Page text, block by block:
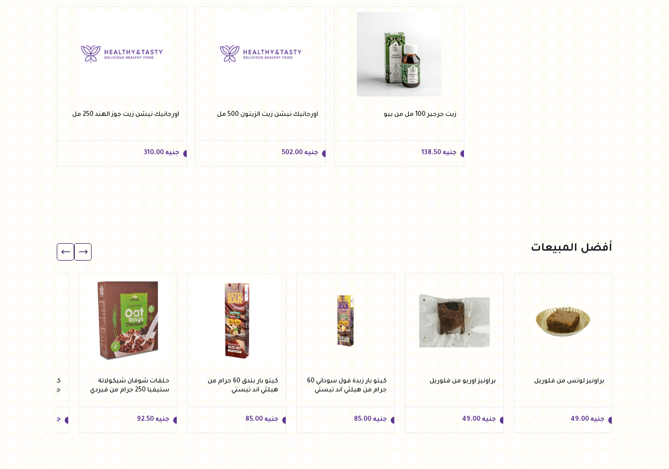
جنيه
أضف للسلة
جنيه 261.95 جنيه 515.00
زيت جرجير 100 مل من بيو
جنيه 138.50
جنيه 138.50
أضف للسلة
اورجانيك نيشن زيت الزيتون 500 مل
جنيه 502.00
جنيه 502.00
أضف للسلة
اورجانيك نيشن زيت جوز الهند 250 مل
جنيه 310.00
جنيه 310.00
أضف للسلة أفضل المبيعات
غازي
من هيلثي اند
براونيز لوتس من فلوريل
جنيه 49.00
براونيز اوريو من فلوريل
جنيه 49.00
كيتو بار زبدة فول سوداني 60
جرام من هيلثي اند تيستي
جنيه 85.00
كيتو بار بندق 60 جرام من
هيلثي اند تيستي
جنيه 85.00
حلقات شوفان شيكولاتة
ستيفيا 250 جرام من فيردي
جنيه 92.50
جرام من هيلثي اند
جنيه 85.00